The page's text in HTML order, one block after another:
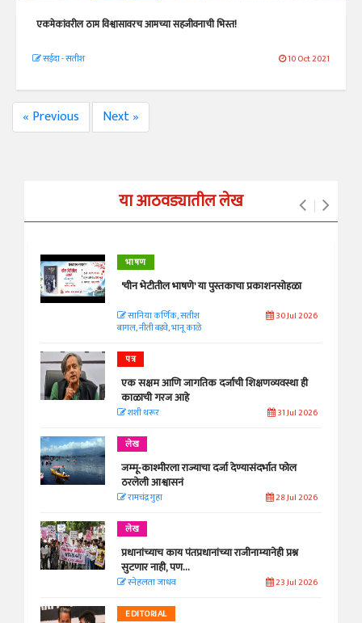
एकमेकांवरील ठाम विश्वासावरच आमच्या सहजीवनाची भिस्त!
सईदा - सतीश 10 Oct 2021
« Previous Next »
या आठवड्यातील लेख
भाषण
'चीन भेटीतील भाषणे' या पुस्तकाचा प्रकाशनसोहळा
सानिया कर्णिक, सतीश
बागल, नीती बडवे, भानू काळे
30 Jul 2026
पत्र
एक सक्षम आणि जागतिक दर्जाची शिक्षणव्यवस्था ही
काळाची गरज आहे
शशी थरूर 31 Jul 2026
लेख
जम्मू-काश्मीरला राज्याचा दर्जा देण्यासंदर्भात फोल
ठरलेली आश्वासनं
रामचंद्र गुहा 28 Jul 2026
लेख
प्रधानांच्याच काय पंतप्रधानांच्या राजीनाम्यानेही प्रश्न
सुटणार नाही, पण...
स्नेहलता जाधव 23 Jul 2026
EDITORIAL